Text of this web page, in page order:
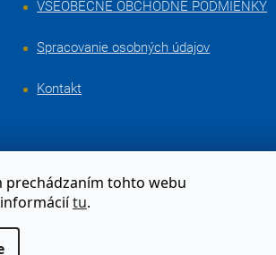
prechádzaním tohto webu
tu.
VŠEOBECNÉ OBCHODNÉ PODMIENKY
Spracovanie osobných údajov
Kontakt